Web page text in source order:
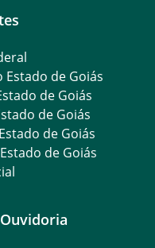
Estado de Goiás
de Goiás
de Goiás
de Goiás
de Goiás